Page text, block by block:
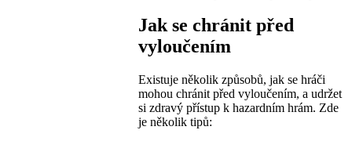
Jak se chránit před
vyloučením
Existuje několik způsobů, jak se hráči
mohou chránit před vyloučením, a udržet
si zdravý přístup k hazardním hrám. Zde
je několik tipů: